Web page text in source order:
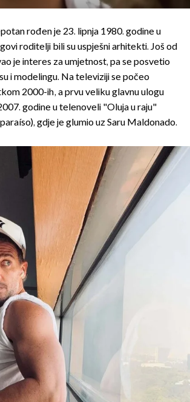
rođen je 23. lipnja 1980. godine u
roditelji bili su uspješni arhitekti. Još od
je interes za umjetnost, pa se posvetio
i modelingu. Na televiziji se počeo
2000-ih, a prvu veliku glavnu ulogu
godine u telenoveli "Oluja u raju"
gdje je glumio uz Saru Maldonado.